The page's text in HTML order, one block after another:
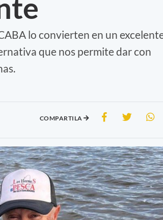
lo convierten en un
que nos permite dar con
COMPARTILA